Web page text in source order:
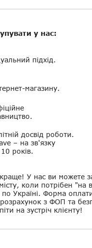
у нас:
підхід.
магазину.
досвід роботи.
– на зв'язку
років.
У нас ви можете
коли потрібен "на
по Україні. Форма
розрахунок з ФОП та
на зустріч клієнту!